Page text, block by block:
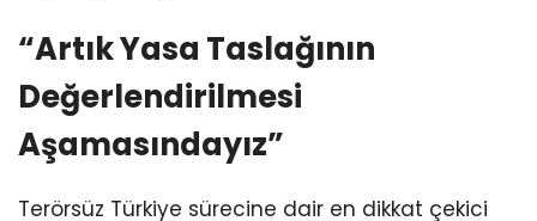
“Artık Yasa Taslağının
Değerlendirilmesi
Aşamasındayız”
Terörsüz Türkiye sürecine dair en dikkat çekici